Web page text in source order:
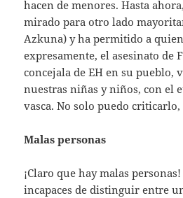
hacen de menores. Hasta
mirado para otro lado
Azkuna) y ha permitido a
expresamente, el asesinato de
concejala de EH en su pueblo,
nuestras niñas y niños, con el
vasca. No solo puedo
Malas personas
¡Claro que hay malas
incapaces de distinguir entre